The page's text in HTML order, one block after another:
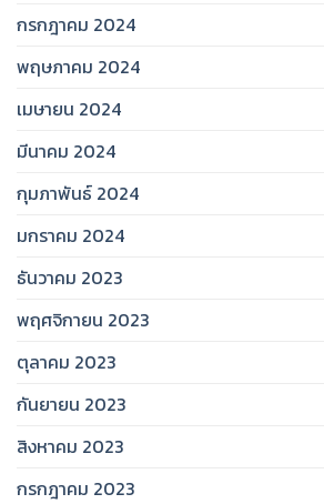
กรกฎาคม 2024
พฤษภาคม 2024
เมษายน 2024
มีนาคม 2024
กุมภาพันธ์ 2024
มกราคม 2024
ธันวาคม 2023
พฤศจิกายน 2023
ตุลาคม 2023
กันยายน 2023
สิงหาคม 2023
กรกฎาคม 2023